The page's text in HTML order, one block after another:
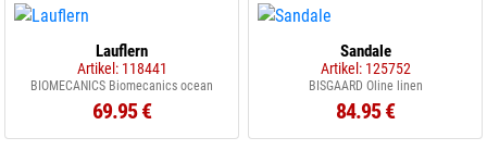
Lauflern
Artikel: 118441
BIOMECANICS Biomecanics ocean
69.95 €
Sandale
Artikel: 125752
BISGAARD Oline linen
84.95 €